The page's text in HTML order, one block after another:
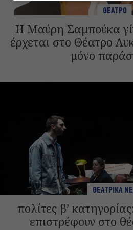
ΘΕΑΤΡΟ
Η Μαύρη Σαμπούκα
έρχεται στο Θέατρο
μόνο
ΘΕΑΤΡΙΚΑ
πολίτες β’
επιστρέφουν στο